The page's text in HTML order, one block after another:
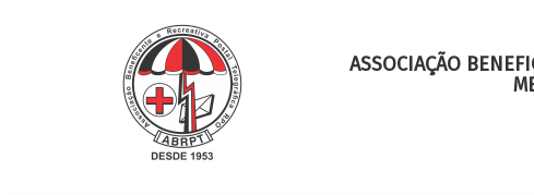
ASSOCIAÇÃO